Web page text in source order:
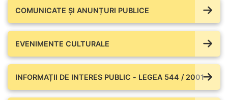
COMUNICATE ŞI ANUNȚURI PUBLICE
EVENIMENTE CULTURALE
INFORMAȚII DE INTERES PUBLIC - LEGEA 544 / 2001